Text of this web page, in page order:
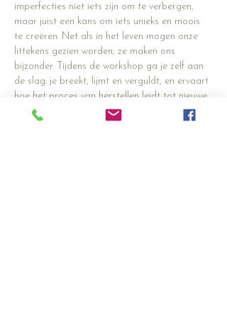
imperfecties niet iets zijn om te verbergen,
maar juist een kans om iets unieks en moois
te creëren. Net als in het leven mogen onze
littekens gezien worden; ze maken ons
bijzonder. Tijdens de workshop ga je zelf aan
de slag: je breekt, lijmt en verguldt, en ervaart
hoe het proces van herstellen leidt tot nieuwe
schoonheid. Laat je verrassen door de kracht